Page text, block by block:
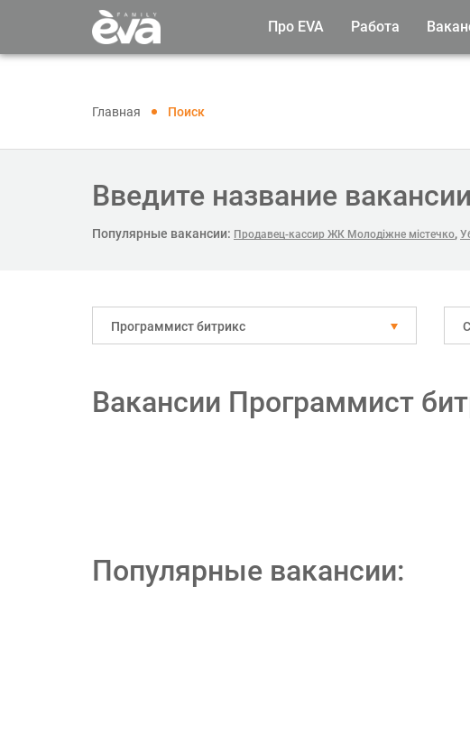
Про EVA Работа
Главная Поиск
Введите название
Популярные вакансии: Продавец-кассир ЖК Молодіжне містечко,
Программист битрикс
Вакансии Программист
Популярные вакансии: